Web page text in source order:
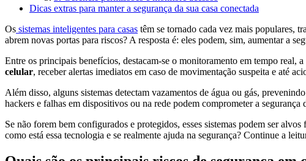
Dicas extras para manter a segurança da sua casa conectada
Os sistemas inteligentes para casas têm se tornado cada vez mais populares,
abrem novas portas para riscos? A resposta é: eles podem, sim, aumentar a
Entre os principais benefícios, destacam-se o monitoramento em tempo real,
celular, receber alertas imediatos em caso de movimentação suspeita e até
Além disso, alguns sistemas detectam vazamentos de água ou gás,
hackers e falhas em dispositivos ou na rede podem comprometer a segurança
Se não forem bem configurados e protegidos, esses sistemas podem ser
como está essa tecnologia e se realmente ajuda na segurança? Continue a